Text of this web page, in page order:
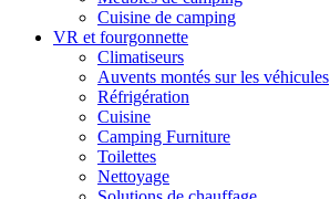
Cuisine de camping
VR et fourgonnette
Climatiseurs
Auvents montés sur les véhicules
Réfrigération
Cuisine
Camping Furniture
Toilettes
Nettoyage